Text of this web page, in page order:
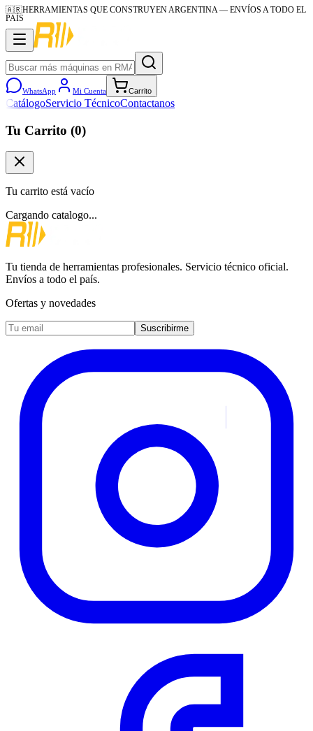
🇦🇷HERRAMIENTAS QUE CONSTRUYEN ARGENTINA — ENVÍOS A TODO EL
PAÍS
WhatsApp Mi Cuenta Carrito
CatálogoServicio TécnicoContactanos
Tu Carrito (0)
Tu carrito está vacío
Cargando catalogo...
Tu tienda de herramientas profesionales. Servicio técnico oficial.
Envíos a todo el país.
Ofertas y novedades
Suscribirme